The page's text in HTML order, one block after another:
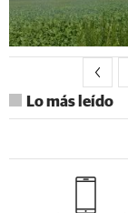
Lo más leído